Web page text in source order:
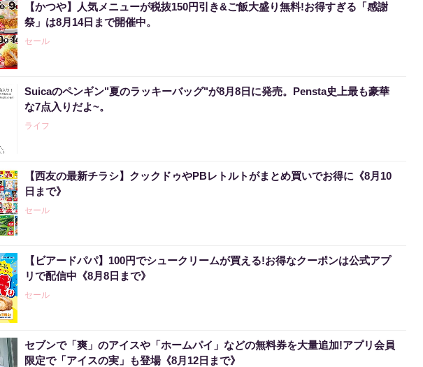
【かつや】人気メニューが税抜150円引き&ご飯大盛り無料!お得すぎる「感謝
祭」は8月14日まで開催中。
セール
Suicaのペンギン"夏のラッキーバッグ"が8月8日に発売。Pensta史上最も豪華
な7点入りだよ~。
ライフ
【西友の最新チラシ】クックドゥやPBレトルトがまとめ買いでお得に《8月10
日まで》
セール
【ビアードパパ】100円でシュークリームが買える!お得なクーポンは公式アプ
リで配信中《8月8日まで》
セール
セブンで「爽」のアイスや「ホームパイ」などの無料券を大量追加!アプリ会員
限定で「アイスの実」も登場《8月12日まで》